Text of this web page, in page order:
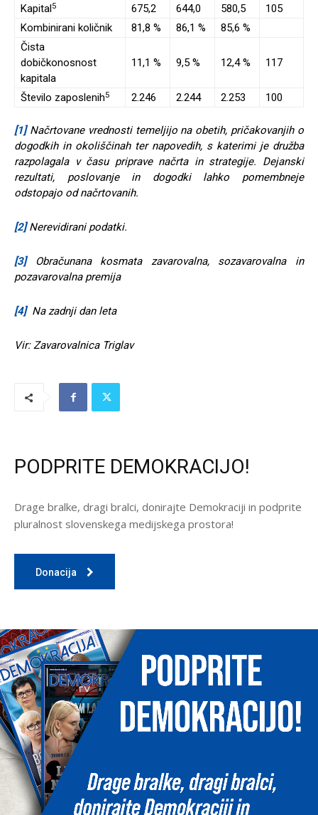
Kapital5 675,2 644,0 580,5
105
Kombinirani količnik
81,8 % 86,1 %
85,6 %
Čista
dobičkonosnost
kapitala
11,1 % 9,5 % 12,4 % 117
Število zaposlenih5 2.246 2.244 2.253 100
[1]Načrtovane vrednosti temeljijo na obetih, pričakovanjih o
dogodkih in okoliščinah ter napovedih, s katerimi je družba
razpolagala v času priprave načrta in strategije. Dejanski
rezultati, poslovanje in dogodki lahko pomembneje
odstopajo od načrtovanih.
[2]Nerevidirani podatki.
[3]Obračunana kosmata zavarovalna, sozavarovalna in
pozavarovalna premija
[4]Na zadnji dan leta
Vir: Zavarovalnica Triglav
PODPRITE DEMOKRACIJO!
Drage bralke, dragi bralci, donirajte Demokraciji in podprite
pluralnost slovenskega medijskega prostora!
Donacija